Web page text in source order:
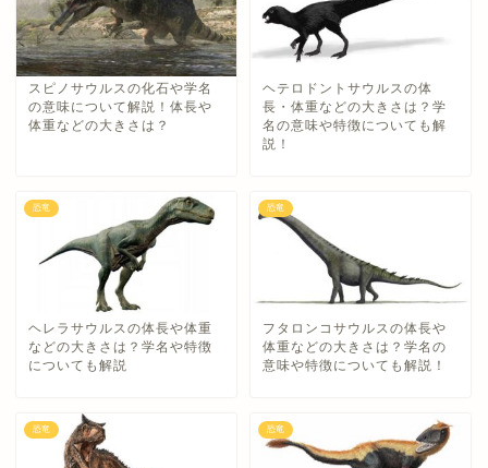
スピノサウルスの化石や学名
の意味について解説！体長や
体重などの大きさは？
ヘテロドントサウルスの体
長・体重などの大きさは？学
名の意味や特徴についても解
説！
恐竜
ヘレラサウルスの体長や体重
などの大きさは？学名や特徴
についても解説
恐竜
フタロンコサウルスの体長や
体重などの大きさは？学名の
意味や特徴についても解説！
恐竜 恐竜